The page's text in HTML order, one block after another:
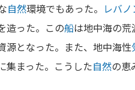
自然環境でもあった。 レバノ
造った。この船は地中海の荒
源となった。また、地中海性
集まった。こうした自然の恵